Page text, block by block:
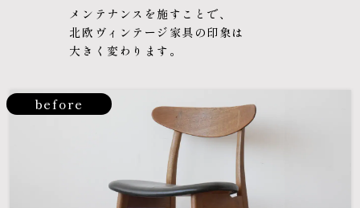
メンテナンスを施すことで、
北欧ヴィンテージ家具の印象は
大きく変わります。
before